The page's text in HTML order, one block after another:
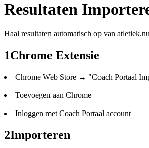
Resultaten
Haal resultaten automatisch op van
1Chrome Extensie
Chrome Web Store → "Coach Portaal
Toevoegen aan Chrome
Inloggen met Coach Portaal account
2Importeren